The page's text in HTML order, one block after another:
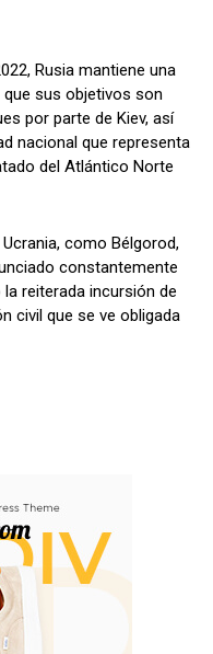
Rusia mantiene una
sus objetivos son
por parte de Kiev, así
nacional que representa
del Atlántico Norte
como Bélgorod,
constantemente
reiterada incursión de
civil que se ve obligada